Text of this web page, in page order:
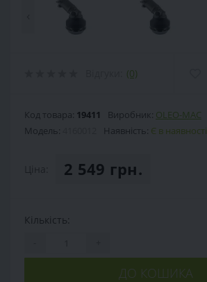
(0)
Код товара: 19411 Виробник: OLEO-MAC
Модель:
Наявність: Є в наявності
2 549 грн.
Кількість:
ДО КОШИКА